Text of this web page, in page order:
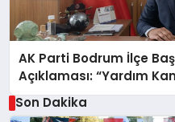
AK Parti Bodrum İlçe
Açıklaması: “Yardım
Malzeme Yapılmasını
Son Dakika